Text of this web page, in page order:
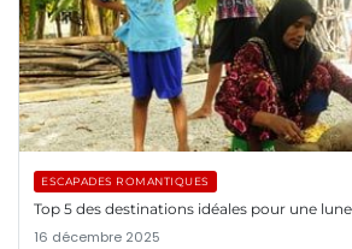
ESCAPADES ROMANTIQUES
Top 5 des destinations idéales pour une
16 décembre 2025